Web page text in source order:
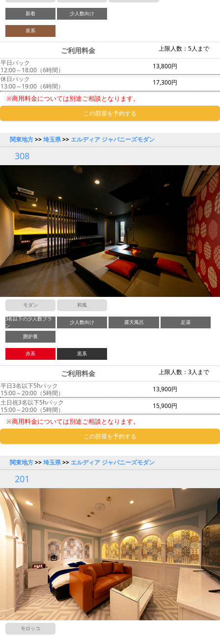
新着 少人数向け
茶系
上限人数：5人まで
ご利用料金
平日パック
12:00～18:00（6時間）
13,800円
休日パック
13:00～19:00（6時間）
17,300円
※商用料金については別途ご相談となります。
この部屋を予約する
関東地方>>埼玉県>> エルディア ジャパニーズモダン
308
モダン 和風
3名以下の少人数プラ
ン
少人数向け 露天風呂 足湯
囲炉裏
赤系 黒系
上限人数：3人まで
ご利用料金
平日3名以下5hパック
15:00～20:00（5時間）
13,900円
土日祝3名以下5hパック
15:00～20:00（5時間）
15,900円
※商用料金については別途ご相談となります。
この部屋を予約する
関東地方>>埼玉県>> エルディア ジャパニーズモダン
201
モロッコ